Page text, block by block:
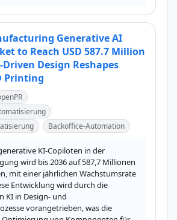
Generative AI
to Reach USD 587.7 Million
Driven Design Reshapes
Printing
Backoffice-Automation
KI-Copiloten in der
wird bis 2036 auf 587,7 Millionen
mit einer jährlichen Wachstumsrate
Entwicklung wird durch die
KI in Design- und
vorangetrieben, was die